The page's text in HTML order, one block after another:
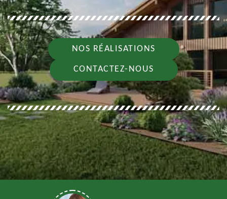
NOS RÉALISATIONS
CONTACTEZ-NOUS